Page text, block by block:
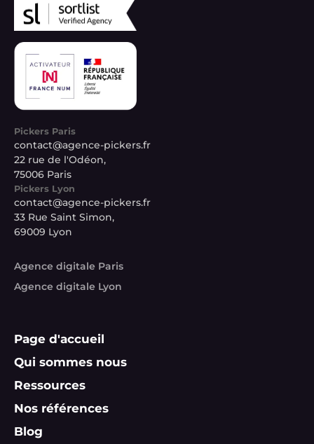
Pickers Paris
contact@agence-pickers.fr
22 rue de l'Odéon,
75006 Paris
Pickers Lyon
contact@agence-pickers.fr
33 Rue Saint Simon,
69009 Lyon
Agence digitale Paris
Agence digitale Lyon
Page d'accueil
Qui sommes nous
Ressources
Nos références
Blog